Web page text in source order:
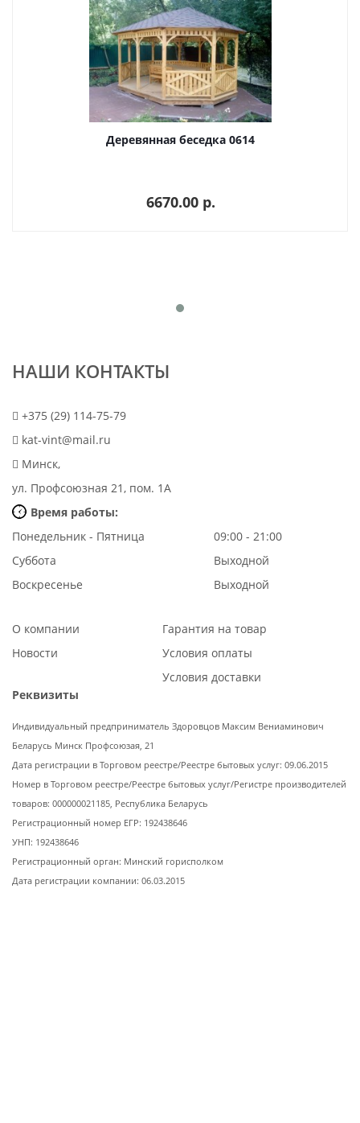
Деревянная беседка 0614
6670.00 p.
НАШИ КОНТАКТЫ
+375 (29) 114-75-79
kat-vint@mail.ru
Минск,
ул. Профсоюзная 21, пом. 1А
Время работы:
Понедельник - Пятница
09:00 - 21:00
Суббота
Выходной
Воскресенье
Выходной
О компании
Новости
Гарантия на товар
Условия оплаты
Условия доставки
Реквизиты
Индивидуальный предприниматель Здоровцов Максим Вениаминович
Беларусь Минск Профсоюзая, 21
Дата регистрации в Торговом реестре/Реестре бытовых услуг: 09.06.2015
Номер в Торговом реестре/Реестре бытовых услуг/Регистре производителей
товаров: 000000021185, Республика Беларусь
Регистрационный номер ЕГР: 192438646
УНП: 192438646
Регистрационный орган: Минский горисполком
Дата регистрации компании: 06.03.2015